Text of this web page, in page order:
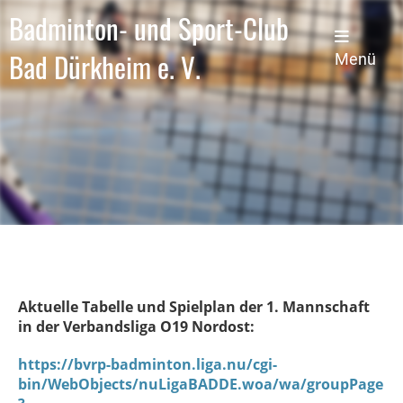
Badminton- und Sport-Club
Bad Dürkheim e. V.
Menü
Aktuelle Tabelle und Spielplan der 1. Mannschaft
in der Verbandsliga O19 Nordost:
https://bvrp-badminton.liga.nu/cgi-
bin/WebObjects/nuLigaBADDE.woa/wa/groupPage